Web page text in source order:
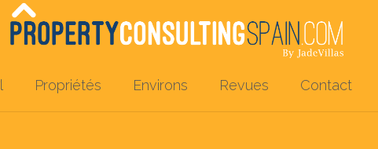
Propriétés Environs Revues Contact